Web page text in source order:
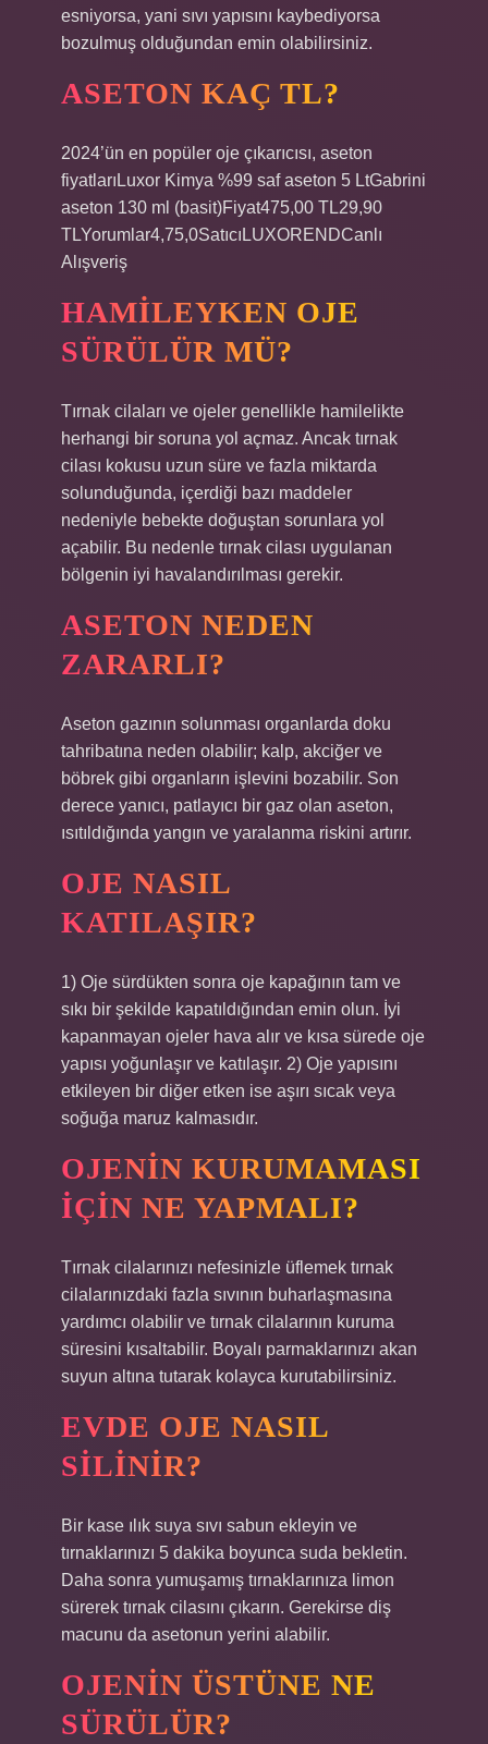
esniyorsa, yani sıvı yapısını kaybediyorsa
bozulmuş olduğundan emin olabilirsiniz.
ASETON KAÇ TL?
2024’ün en popüler oje çıkarıcısı, aseton
fiyatlarıLuxor Kimya %99 saf aseton 5 LtGabrini
aseton 130 ml (basit)Fiyat475,00 TL29,90
TLYorumlar4,75,0SatıcıLUXORENDCanlı
Alışveriş
HAMILEYKEN OJE
SÜRÜLÜR MÜ?
Tırnak cilaları ve ojeler genellikle hamilelikte
herhangi bir soruna yol açmaz. Ancak tırnak
cilası kokusu uzun süre ve fazla miktarda
solunduğunda, içerdiği bazı maddeler
nedeniyle bebekte doğuştan sorunlara yol
açabilir. Bu nedenle tırnak cilası uygulanan
bölgenin iyi havalandırılması gerekir.
ASETON NEDEN
ZARARLI?
Aseton gazının solunması organlarda doku
tahribatına neden olabilir; kalp, akciğer ve
böbrek gibi organların işlevini bozabilir. Son
derece yanıcı, patlayıcı bir gaz olan aseton,
ısıtıldığında yangın ve yaralanma riskini artırır.
OJE NASIL
KATILAŞIR?
1) Oje sürdükten sonra oje kapağının tam ve
sıkı bir şekilde kapatıldığından emin olun. İyi
kapanmayan ojeler hava alır ve kısa sürede oje
yapısı yoğunlaşır ve katılaşır. 2) Oje yapısını
etkileyen bir diğer etken ise aşırı sıcak veya
soğuğa maruz kalmasıdır.
OJENIN KURUMAMASI
IÇIN NE YAPMALI?
Tırnak cilalarınızı nefesinizle üflemek tırnak
cilalarınızdaki fazla sıvının buharlaşmasına
yardımcı olabilir ve tırnak cilalarının kuruma
süresini kısaltabilir. Boyalı parmaklarınızı akan
suyun altına tutarak kolayca kurutabilirsiniz.
EVDE OJE NASIL
SILINIR?
Bir kase ılık suya sıvı sabun ekleyin ve
tırnaklarınızı 5 dakika boyunca suda bekletin.
Daha sonra yumuşamış tırnaklarınıza limon
sürerek tırnak cilasını çıkarın. Gerekirse diş
macunu da asetonun yerini alabilir.
OJENIN ÜSTÜNE NE
SÜRÜLÜR?